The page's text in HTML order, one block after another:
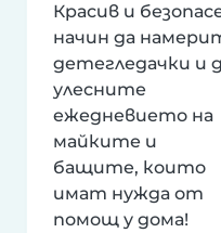
Красив и
начин да
детегледачки и
улесните
ежедневието на
майките и
бащите, които
имат нужда от
помощ у дома!